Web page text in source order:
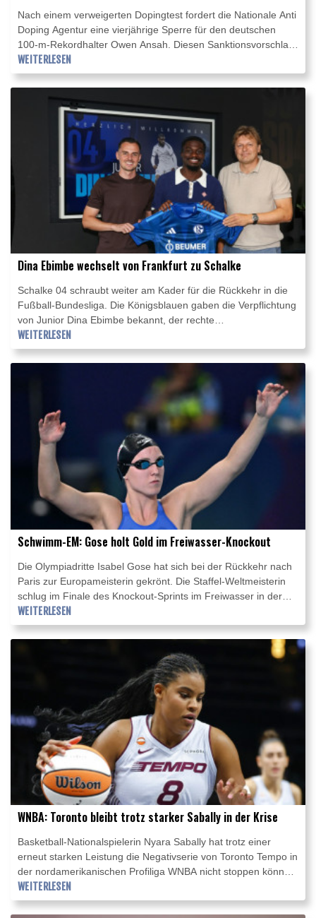
Nach einem verweigerten Dopingtest fordert die Nationale Anti
Doping Agentur eine vierjährige Sperre für den deutschen
100-m-Rekordhalter Owen Ansah. Diesen Sanktionsvorschlag
teilte die NADA am Freitag mit. Wird er akzeptiert, reduziert
sich die Dauer automatisch auf drei Jahre.
WEITERLESEN
Dina Ebimbe wechselt von Frankfurt zu Schalke
Schalke 04 schraubt weiter am Kader für die Rückkehr in die
Fußball-Bundesliga. Die Königsblauen gaben die Verpflichtung
von Junior Dina Ebimbe bekannt, der rechte
Außenbahnspieler war vom Ligakonkurrenten Eintracht
Frankfurt aussortiert worden. Auf Schalke unterschrieb der
gebürtige Franzose einen Vertrag bis 2028. Der 25-Jährige
war 2022 zur Eintracht gewechselt, in der vergangenen Saison
allerdings bereits an den französischen Klub Stade Brest
ausgeliehen worden.
WEITERLESEN
Schwimm-EM: Gose holt Gold im Freiwasser-Knockout
Die Olympiadritte Isabel Gose hat sich bei der Rückkehr nach
Paris zur Europameisterin gekrönt. Die Staffel-Weltmeisterin
schlug im Finale des Knockout-Sprints im Freiwasser in der
Seine nach 6:41,0 Minuten als Erste an und sicherte sich Gold
vor der Ungarin Bettina Fabian (6:44,1) und der italienischen
Vizeweltmeisterin Ginevra Taddeucci (6:44,8).
WEITERLESEN
WNBA: Toronto bleibt trotz starker Sabally in der Krise
Basketball-Nationalspielerin Nyara Sabally hat trotz einer
erneut starken Leistung die Negativserie von Toronto Tempo in
der nordamerikanischen Profiliga WNBA nicht stoppen können.
Die 26-Jährige unterlag mit dem Team aus der kanadischen
Metropole Portland Fire mit 83:97 und kassierte die achte
Niederlage nacheinander. Sabally war mit 17 Punkten beste
WEITERLESEN